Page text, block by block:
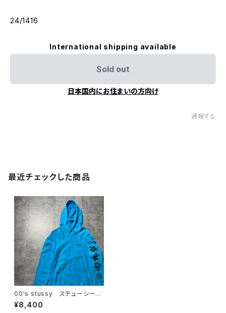
24/1416
International shipping available
Sold out
日本国内にお住まいの方向け
通報する
最近チェックした商品
00's stussy ステューシー
アームプリント ランダムロゴ
ブルー 水色 スウェット パ
¥8,400